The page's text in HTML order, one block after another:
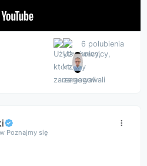
6 polubienia
Poznajmy się